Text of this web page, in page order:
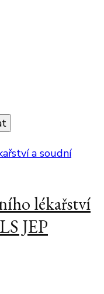
lékařství
JEP